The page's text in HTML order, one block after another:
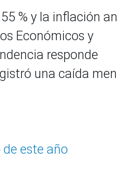
% y la inflación
Económicos y
responde
una caída
este año